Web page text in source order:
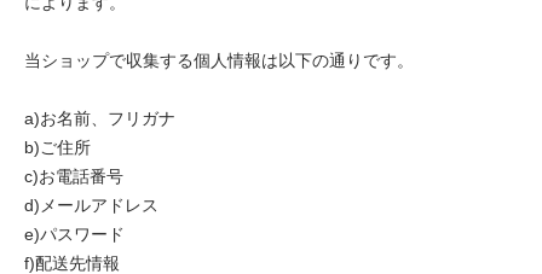
当ショップで収集する個人情報は以下の通りです。
a)お名前、フリガナ
b)ご住所
c)お電話番号
d)メールアドレス
e)パスワード
f)配送先情報